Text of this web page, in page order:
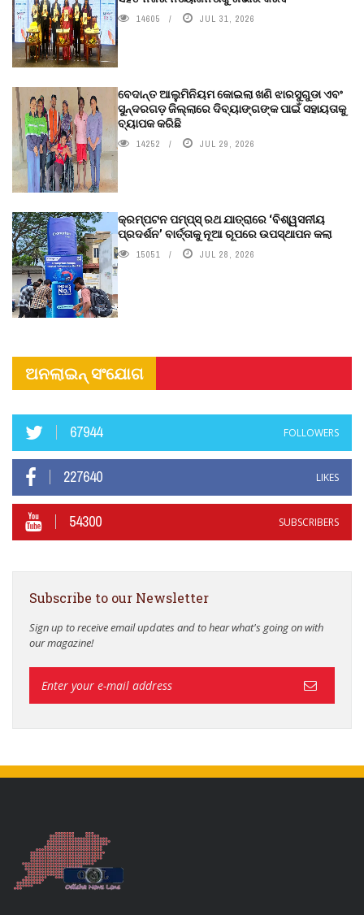
14605 JUL 31, 2026
ବେଦାନ୍ତ ଆଲୁମିନିୟମ କୋଇଲା ଖଣି ଝାରସୁଗୁଡା ଏବଂ
ସୁନ୍ଦରଗଡ଼ ଜିଲ୍ଲାରେ ଦିବ୍ୟାଙ୍ଗଙ୍କ ପାଇଁ ସହାୟତାକୁ
ବ୍ୟାପକ କରିଛି
14252 JUL 29, 2026
କ୍ରମ୍ପଟନ ପମ୍ପ୍‌ସ୍‌ ରଥ ଯାତ୍ରାରେ ‘ବିଶ୍ୱସନୀୟ
ପ୍ରଦର୍ଶନ’ ବାର୍ତ୍ତାକୁ ନୂଆ ରୂପରେ ଉପସ୍ଥାପନ କଲା
15051 JUL 28, 2026
ଅନଲାଇନ୍ ସଂଯୋଗ
67944 FOLLOWERS
227640 LIKES
54300 SUBSCRIBERS
Subscribe to our Newsletter
Sign up to receive email updates and to hear what's going on with
our magazine!